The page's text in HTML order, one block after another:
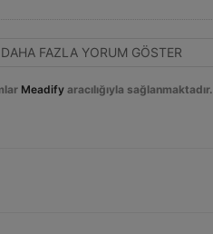
DAHA FAZLA YORUM GÖSTER
Meadify aracılığıyla sağlanmaktadır.